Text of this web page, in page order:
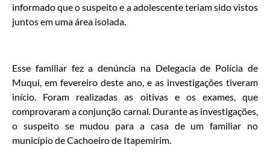
informado que o suspeito e a adolescente teriam sido vistos
juntos em uma área isolada.
Esse familiar fez a denúncia na Delegacia de Polícia de
Muqui, em fevereiro deste ano, e as investigações tiveram
início. Foram realizadas as oitivas e os exames, que
comprovaram a conjunção carnal. Durante as investigações,
o suspeito se mudou para a casa de um familiar no
município de Cachoeiro de Itapemirim.